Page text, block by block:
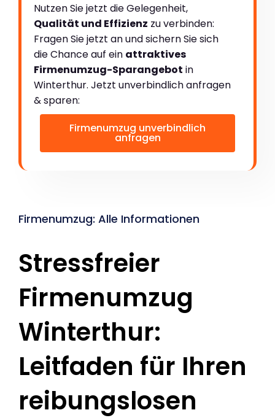
Nutzen Sie jetzt die Gelegenheit,
Qualität und Effizienz zu verbinden:
Fragen Sie jetzt an und sichern Sie sich
die Chance auf ein attraktives
Firmenumzug-Sparangebot in
Winterthur. Jetzt unverbindlich anfragen
& sparen:
Firmenumzug unverbindlich
anfragen
Firmenumzug: Alle Informationen
Stressfreier
Firmenumzug
Winterthur:
Leitfaden für Ihren
reibungslosen